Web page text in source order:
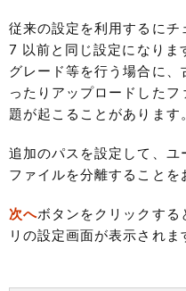
従来の設定を利用するに
7 以前と同じ設定になり
グレード等を行う場合に
ったりアップロードしたフ
題が起こることがあります
追加のパスを設定して、ユ
ファイルを分離することを
次へボタンをクリックする
リの設定画面が表示されま